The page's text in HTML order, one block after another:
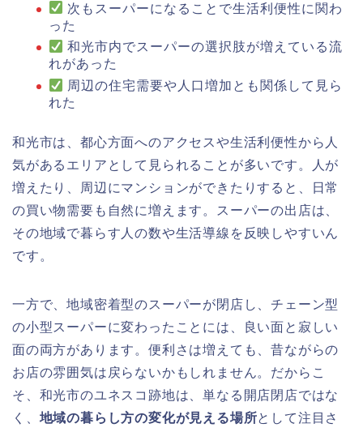
次もスーパーになることで生活利便性に関わ
った
和光市内でスーパーの選択肢が増えている流
れがあった
周辺の住宅需要や人口増加とも関係して見ら
れた
和光市は、都心方面へのアクセスや生活利便性から人
気があるエリアとして見られることが多いです。人が
増えたり、周辺にマンションができたりすると、日常
の買い物需要も自然に増えます。スーパーの出店は、
その地域で暮らす人の数や生活導線を反映しやすいん
です。
一方で、地域密着型のスーパーが閉店し、チェーン型
の小型スーパーに変わったことには、良い面と寂しい
面の両方があります。便利さは増えても、昔ながらの
お店の雰囲気は戻らないかもしれません。だからこ
そ、和光市のユネスコ跡地は、単なる開店閉店ではな
く、 地域の暮らし方の変化が見える場所として注目さ